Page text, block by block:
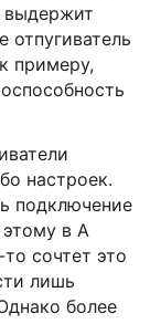
выдержит
отпугиватель
примеру,
настроек.
подключение
в А
сочтет это
лишь
более